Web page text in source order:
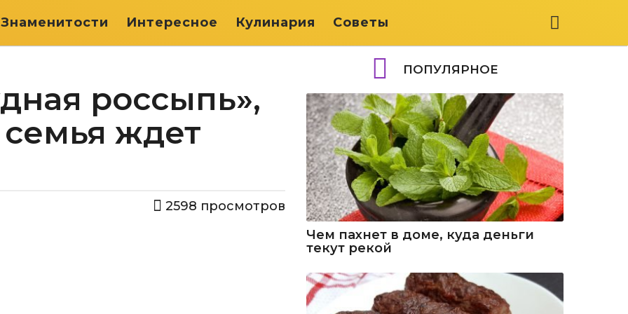
Знаменитости Интересное Кулинария Советы
россыпь»,
ждет
2598 просмотров
ПОПУЛЯРНОЕ
Чем пахнет в доме, куда деньги
текут рекой